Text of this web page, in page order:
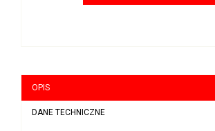
OPIS
DANE TECHNICZNE